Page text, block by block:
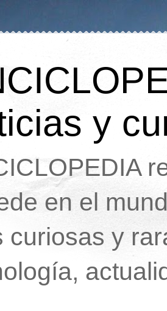
y
en el
curiosas y